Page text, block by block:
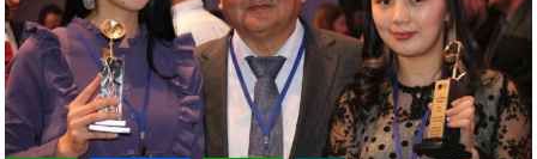
рекламные
ролики
и
презентации.